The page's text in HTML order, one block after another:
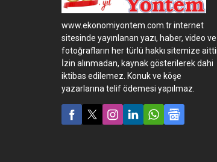
www.ekonomiyontem.com.tr internet
sitesinde yayınlanan yazı, haber, video ve
fotoğrafların her türlü hakkı sitemize
İzin alınmadan, kaynak gösterilerek dahi
iktibas edilemez. Konuk ve köşe
yazarlarına telif ödemesi yapılmaz.